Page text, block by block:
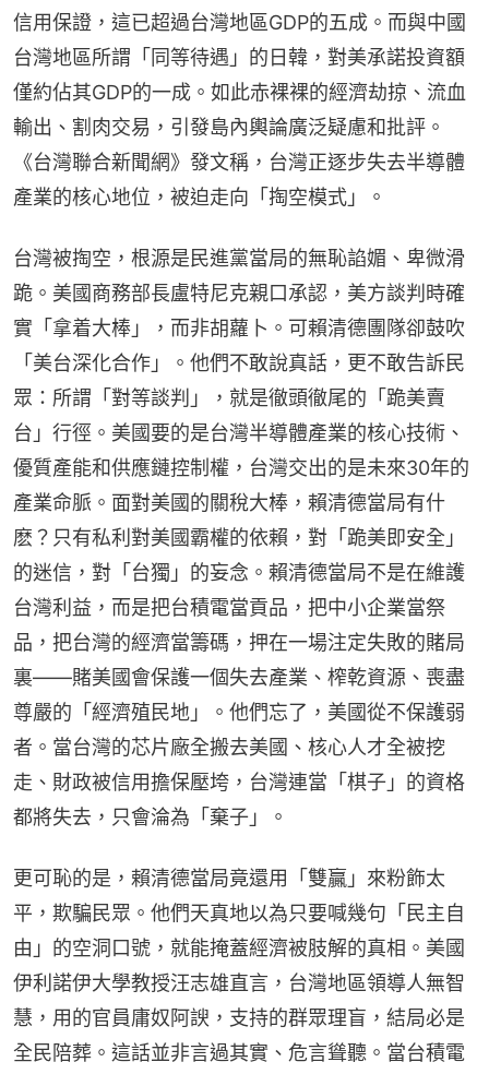
信用保證，這已超過台灣地區GDP的五成。而與中國
台灣地區所謂「同等待遇」的日韓，對美承諾投資額
僅約佔其GDP的一成。如此赤裸裸的經濟劫掠、流血
輸出、割肉交易，引發島內輿論廣泛疑慮和批評。
《台灣聯合新聞網》發文稱，台灣正逐步失去半導體
產業的核心地位，被迫走向「掏空模式」。
台灣被掏空，根源是民進黨當局的無恥諂媚、卑微滑
跪。美國商務部長盧特尼克親口承認，美方談判時確
實「拿着大棒」，而非胡蘿卜。可賴清德團隊卻鼓吹
「美台深化合作」。他們不敢說真話，更不敢告訴民
眾：所謂「對等談判」，就是徹頭徹尾的「跪美賣
台」行徑。美國要的是台灣半導體產業的核心技術、
優質產能和供應鏈控制權，台灣交出的是未來30年的
產業命脈。面對美國的關稅大棒，賴清德當局有什
麽？只有私利對美國霸權的依賴，對「跪美即安全」
的迷信，對「台獨」的妄念。賴清德當局不是在維護
台灣利益，而是把台積電當貢品，把中小企業當祭
品，把台灣的經濟當籌碼，押在一場注定失敗的賭局
裏——賭美國會保護一個失去產業、榨乾資源、喪盡
尊嚴的「經濟殖民地」。他們忘了，美國從不保護弱
者。當台灣的芯片廠全搬去美國、核心人才全被挖
走、財政被信用擔保壓垮，台灣連當「棋子」的資格
都將失去，只會淪為「棄子」。
更可恥的是，賴清德當局竟還用「雙贏」來粉飾太
平，欺騙民眾。他們天真地以為只要喊幾句「民主自
由」的空洞口號，就能掩蓋經濟被肢解的真相。美國
伊利諾伊大學教授汪志雄直言，台灣地區領導人無智
慧，用的官員庸奴阿諛，支持的群眾理盲，結局必是
全民陪葬。這話並非言過其實、危言聳聽。當台積電